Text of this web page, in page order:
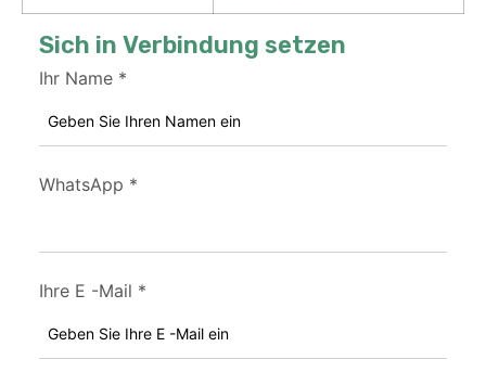
Sich in Verbindung setzen
Ihr Name *
WhatsApp *
Ihre E -Mail *